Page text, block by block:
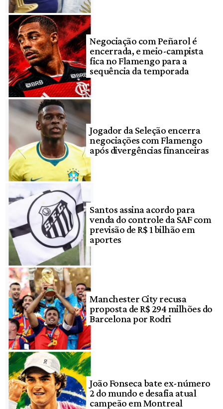
Negociação com Peñarol é
encerrada, e meio-campista
fica no Flamengo para a
sequência da temporada
Jogador da Seleção encerra
negociações com Flamengo
após divergências financeiras
Santos assina acordo para
venda do controle da SAF com
previsão de R$ 1 bilhão em
aportes
Manchester City recusa
proposta de R$ 294 milhões do
Barcelona por Rodri
João Fonseca bate ex-número
2 do mundo e desafia atual
campeão em Montreal